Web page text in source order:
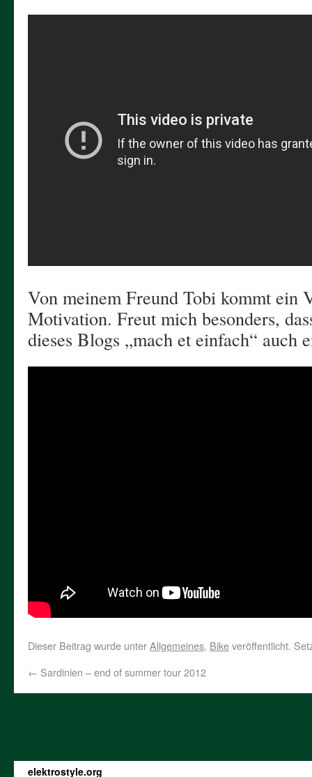
Von meinem Freund Tobi kommt ein
Motivation. Freut mich besonders,
dieses Blogs „mach et einfach“ auch
Dieser Beitrag wurde unterAllgemeines, Bikeveröffentlicht.
← Sardinien – end of summer tour 2012
elektrostyle.org